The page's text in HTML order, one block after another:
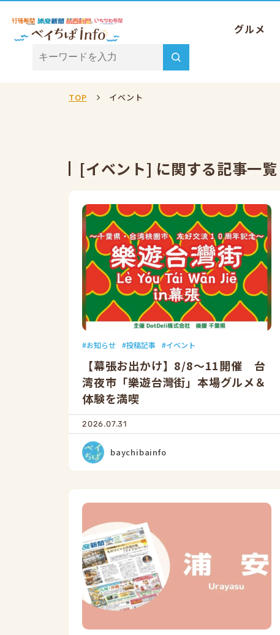
グルメ
TOP イベント
[イベント] に関する記事一覧
お知らせ 投稿記事 イベント
【幕張お出かけ】8/8〜11開催 台
湾夜市「樂遊台灣街」本場グルメ＆
体験を満喫
2026.07.31
baychibainfo